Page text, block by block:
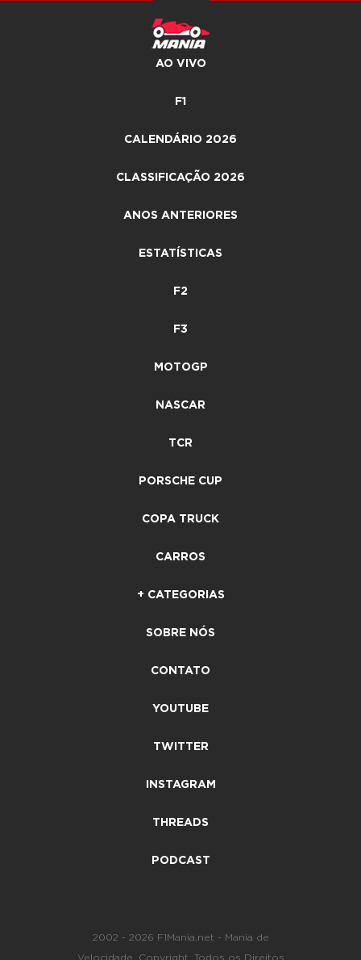
AO VIVO
F1
CALENDÁRIO 2026
CLASSIFICAÇÃO 2026
ANOS ANTERIORES
ESTATÍSTICAS
F2
F3
MOTOGP
NASCAR
TCR
PORSCHE CUP
COPA TRUCK
CARROS
+ CATEGORIAS
SOBRE NÓS
CONTATO
YOUTUBE
TWITTER
INSTAGRAM
THREADS
PODCAST
2002 - 2026 F1Mania.net - Mania de
Velocidade. Copyright. Todos os Direitos